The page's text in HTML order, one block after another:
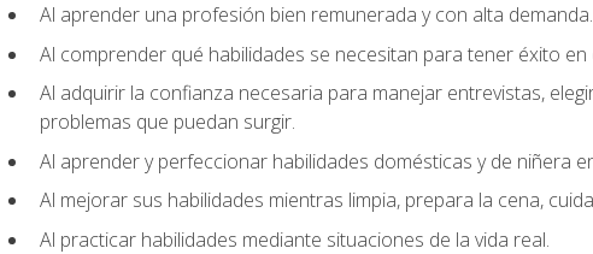
Al aprender una profesión bien remunerada y con alta demanda.
Al comprender qué habilidades se necesitan para tener éxito en
Al adquirir la confianza necesaria para manejar entrevistas,
problemas que puedan surgir.
Al aprender y perfeccionar habilidades domésticas y de niñera
Al mejorar sus habilidades mientras limpia, prepara la cena,
Al practicar habilidades mediante situaciones de la vida real.